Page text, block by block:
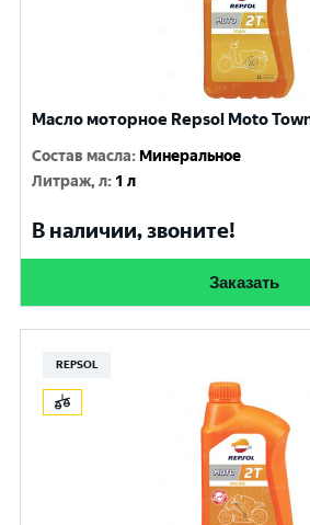
Масло моторное Repsol Moto
Состав масла: Минеральное
Литраж, л: 1 л
В наличии, звоните!
Заказать
REPSOL